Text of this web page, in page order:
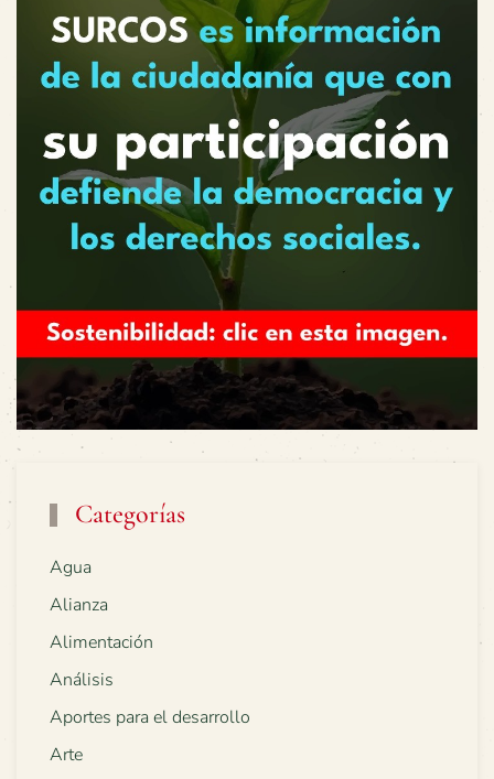
Categorías
Agua
Alianza
Alimentación
Análisis
Aportes para el desarrollo
Arte